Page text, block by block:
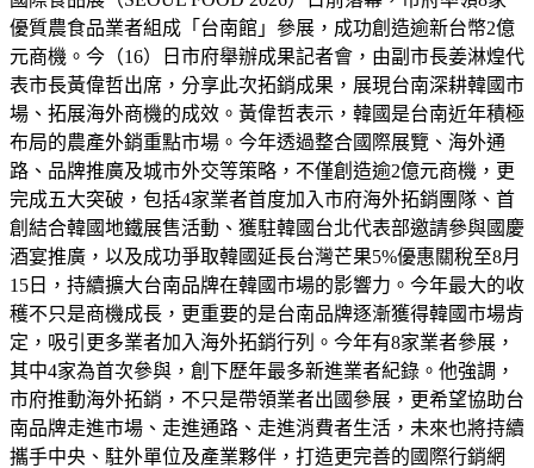
優質農食品業者組成「台南館」參展，成功創造逾新台幣2億
元商機。今（16）日市府舉辦成果記者會，由副市長姜淋煌代
表市長黃偉哲出席，分享此次拓銷成果，展現台南深耕韓國市
場、拓展海外商機的成效。黃偉哲表示，韓國是台南近年積極
布局的農產外銷重點市場。今年透過整合國際展覽、海外通
路、品牌推廣及城市外交等策略，不僅創造逾2億元商機，更
完成五大突破，包括4家業者首度加入市府海外拓銷團隊、首
創結合韓國地鐵展售活動、獲駐韓國台北代表部邀請參與國慶
酒宴推廣，以及成功爭取韓國延長台灣芒果5%優惠關稅至8月
15日，持續擴大台南品牌在韓國市場的影響力。今年最大的收
穫不只是商機成長，更重要的是台南品牌逐漸獲得韓國市場肯
定，吸引更多業者加入海外拓銷行列。今年有8家業者參展，
其中4家為首次參與，創下歷年最多新進業者紀錄。他強調，
市府推動海外拓銷，不只是帶領業者出國參展，更希望協助台
南品牌走進市場、走進通路、走進消費者生活，未來也將持續
攜手中央、駐外單位及產業夥伴，打造更完善的國際行銷網